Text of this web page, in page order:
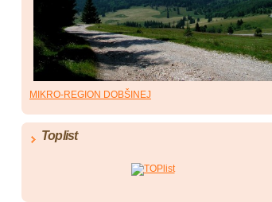
MIKRO-REGION DOBŠINEJ
Toplist